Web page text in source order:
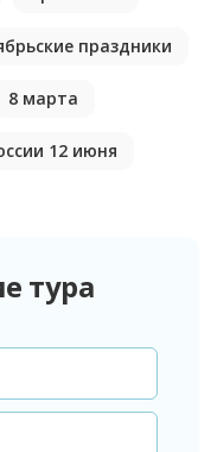
праздники
8 марта
12 июня
тура